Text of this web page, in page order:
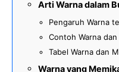
Arti Warna dalam
Pengaruh Warna
Contoh Warna
Tabel Warna dan
Warna yang